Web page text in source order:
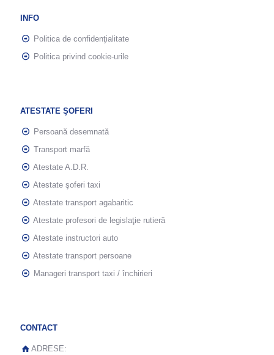
INFO
Politica de confidenţialitate
Politica privind cookie-urile
ATESTATE ŞOFERI
Persoană desemnată
Transport marfă
Atestate A.D.R.
Atestate şoferi taxi
Atestate transport agabaritic
Atestate profesori de legislaţie rutieră
Atestate instructori auto
Atestate transport persoane
Manageri transport taxi / închirieri
CONTACT
ADRESE: